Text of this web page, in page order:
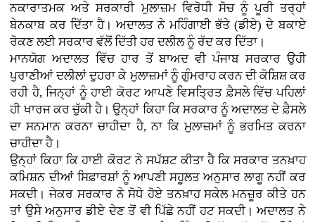
ਨਕਾਰਾਤਮਕ ਅਤੇ ਸਰਕਾਰੀ ਮੁਲਾਜ਼ਮ ਵਿਰੋਧੀ ਸੋਚ ਨੂੰ ਪੂਰੀ ਤਰ੍ਹਾਂ
ਬੇਨਕਾਬ ਕਰ ਦਿੱਤਾ ਹੈ। ਅਦਾਲਤ ਨੇ ਮਹਿੰਗਾਈ ਭੱਤੇ (ਡੀਏ) ਦੇ ਬਕਾਏ
ਰੋਕਣ ਲਈ ਸਰਕਾਰ ਵੱਲੋਂ ਦਿੱਤੀ ਹਰ ਦਲੀਲ ਨੂੰ ਰੱਦ ਕਰ ਦਿੱਤਾ।
ਮਾਨਯੋਗ ਅਦਾਲਤ ਵਿੱਚ ਹਾਰ ਤੋਂ ਬਾਅਦ ਵੀ ਪੰਜਾਬ ਸਰਕਾਰ ਉਹੀ
ਪੁਰਾਣੀਆਂ ਦਲੀਲਾਂ ਦੁਹਰਾ ਕੇ ਮੁਲਾਜ਼ਮਾਂ ਨੂੰ ਗੁੰਮਰਾਹ ਕਰਨ ਦੀ ਕੋਸ਼ਿਸ਼ ਕਰ
ਰਹੀ ਹੈ, ਜਿਨ੍ਹਾਂ ਨੂੰ ਹਾਈ ਕੋਰਟ ਆਪਣੇ ਵਿਸਤ੍ਰਿਤ ਫ਼ੈਸਲੇ ਵਿੱਚ ਪਹਿਲਾਂ
ਹੀ ਖਾਰਜ ਕਰ ਚੁੱਕੀ ਹੈ। ਉਨ੍ਹਾਂ ਕਿਹਾ ਕਿ ਸਰਕਾਰ ਨੂੰ ਅਦਾਲਤ ਦੇ ਫ਼ੈਸਲੇ
ਦਾ ਸਨਮਾਨ ਕਰਨਾ ਚਾਹੀਦਾ ਹੈ, ਨਾ ਕਿ ਮੁਲਾਜ਼ਮਾਂ ਨੂੰ ਭਰਮਿਤ ਕਰਨਾ
ਚਾਹੀਦਾ ਹੈ।
ਉਨ੍ਹਾਂ ਕਿਹਾ ਕਿ ਹਾਈ ਕੋਰਟ ਨੇ ਸਪੱਸ਼ਟ ਕੀਤਾ ਹੈ ਕਿ ਸਰਕਾਰ ਤਨਖ਼ਾਹ
ਕਮਿਸ਼ਨ ਦੀਆਂ ਸਿਫ਼ਾਰਸ਼ਾਂ ਨੂੰ ਆਪਣੀ ਸਹੂਲਤ ਅਨੁਸਾਰ ਲਾਗੂ ਨਹੀਂ ਕਰ
ਸਕਦੀ। ਜੇਕਰ ਸਰਕਾਰ ਨੇ ਸੋਧੇ ਹੋਏ ਤਨਖ਼ਾਹ ਸਕੇਲ ਮਨਜ਼ੂਰ ਕੀਤੇ ਹਨ
ਤਾਂ ਉਸੇ ਅਨੁਸਾਰ ਡੀਏ ਦੇਣ ਤੋਂ ਵੀ ਪਿੱਛੇ ਨਹੀਂ ਹਟ ਸਕਦੀ। ਅਦਾਲਤ ਨੇ